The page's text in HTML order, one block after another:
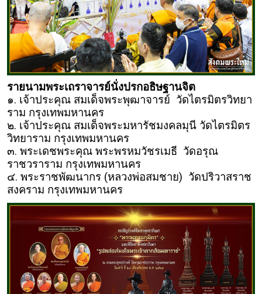
รายนามพระเถราจารย์นั่งปรกอธิษฐานจิต
๑. เจ้าประคุณ สมเด็จพระพุฒาจารย์ วัดไตรมิตรวิทยา
ราม กรุงเทพมหานคร
๒. เจ้าประคุณ สมเด็จพระมหารัชมงคลมุนี วัดไตรมิตร
วิทยาราม กรุงเทพมหานคร
๓. พระเดชพระคุณ พระพรหมวัชรเมธี วัดอรุณ
ราชวราราม กรุงเทพมหานคร
๔. พระราชพัฒนากร (หลวงพ่อสมชาย) วัดปริวาสราช
สงคราม กรุงเทพมหานคร